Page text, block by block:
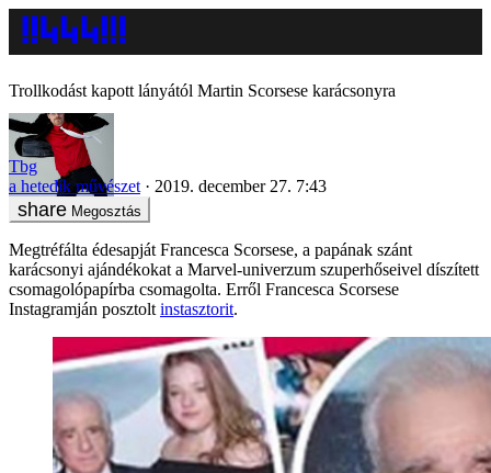
Trollkodást kapott lányától Martin Scorsese karácsonyra
Tbg
a hetedik művészet
2019. december 27. 7:43
Megosztás
Megtréfálta édesapját Francesca Scorsese, a papának szánt
karácsonyi ajándékokat a Marvel-univerzum szuperhőseivel díszített
csomagolópapírba csomagolta. Erről Francesca Scorsese
Instagramján posztolt instasztorit.